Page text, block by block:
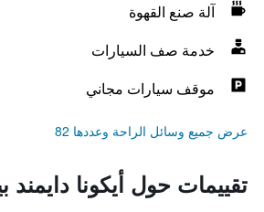
آلة صنع القهوة
خدمة صف السيارات
موقف سيارات مجاني
عرض جميع وسائل الراحة وعددها 82
تقييمات حول أيكونا دايمند